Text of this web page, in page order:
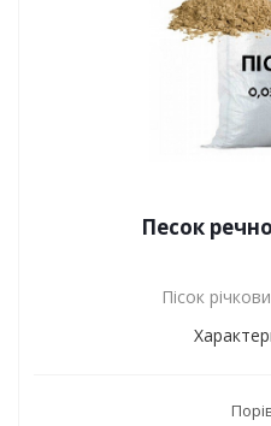
Песок
Пісок